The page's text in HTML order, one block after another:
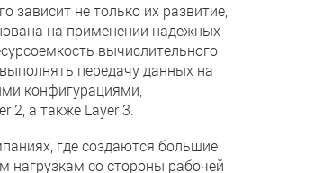
зависит не только их развитие,
на применении надежных
вычислительного
передачу данных на
конфигурациями,
2, а также Layer 3.
где создаются большие
со стороны рабочей